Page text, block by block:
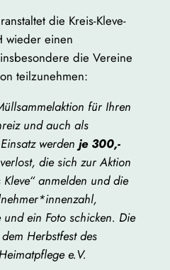
die Kreis-Kleve-
wieder einen
die Vereine
teilzunehmen:
für Ihren
und auch als
werden je 300,-
die sich zur Aktion
anmelden und die
ein Foto schicken. Die
Herbstfest des
e.V.